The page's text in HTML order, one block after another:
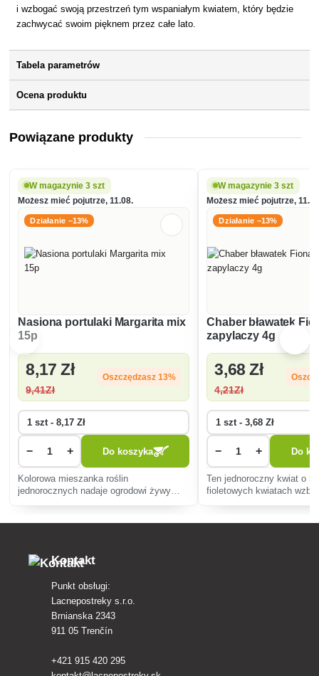
i wzbogać swoją przestrzeń tym wspaniałym kwiatem, który będzie
zachwycać swoim pięknem przez całe lato.
Tabela parametrów
Ocena produktu
Powiązane produkty
W magazynie 3 szt
Możesz mieć pojutrze, 11.08.
Działanie −13%
Nasiona portulaki Margarita mix
15p
8,17 Zł
9,41Zł
Oszczędzasz 13%
− + Do koszyka
Kolorowa mieszanka roślin
jednorocznych nadaje ogrodowi żywy
W magazynie 3 szt
Możesz mieć pojutrze,
Działanie −13%
Chaber bławatek
zapylaczy 4g
3,68 Zł
4,21Zł
− + Do
Ten jednoroczny kwiat o
fioletowych kwiatach
Kontakt
Punkt obsługi:
Lacnepostreky s.r.o.
Brnianska 2343
911 05 Trenčín
+421 915 420 295